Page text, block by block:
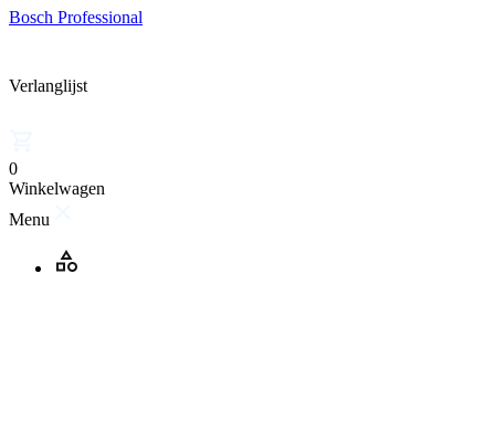
Bosch Professional
Verlanglijst
0
Winkelwagen
Menu